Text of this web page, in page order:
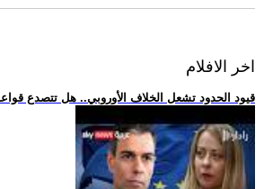
اخر الافلام
.. قيود الحدود تشعل الخلاف الأوروبي.. هل تتصدع